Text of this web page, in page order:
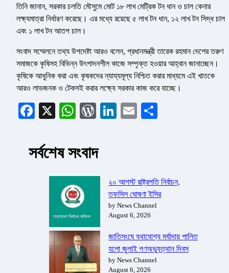
তিনি জানান, সরকার চলতি মৌসুমে মোট ১৮ লাখ মেট্রিক টন ধান ও চাল কেনার
লক্ষ্যমাত্রা নির্ধারণ করেছে। এর মধ্যে রয়েছে ৫ লাখ টন ধান, ১২ লাখ টন সিদ্ধ চাল
এবং ১ লাখ টন আতপ চাল।
সংবাদ সম্মেলনে তথ্য উপদেষ্টা আরও বলেন, প্রধানমন্ত্রী তারেক রহমান দেশের তরুণ
সমাজকে কৃষিসহ বিভিন্ন উৎপাদনশীল কাজে সম্পৃক্ত হওয়ার আহ্বান জানাচ্ছেন।
কৃষিকে আধুনিক করা এবং কৃষকদের ন্যায্যমূল্য নিশ্চিত করার মাধ্যমে এই খাতকে
আরও লাভজনক ও টেকসই করার লক্ষ্যে সরকার কাজ করে যাচ্ছে।
Facebook
X WhatsApp
WordPress
LinkedIn
Email
সর্বশেষ সংবাদ
২০ আগস্ট রাষ্ট্রপতি নির্বাচন,
তফসিল ঘোষণা ইসির
by News Channel
August 6, 2026
জাতিসংঘে যথাযোগ্য মর্যাদায় পালিত
হলো জুলাই গণঅভ্যুত্থান দিবস
by News Channel
August 6, 2026